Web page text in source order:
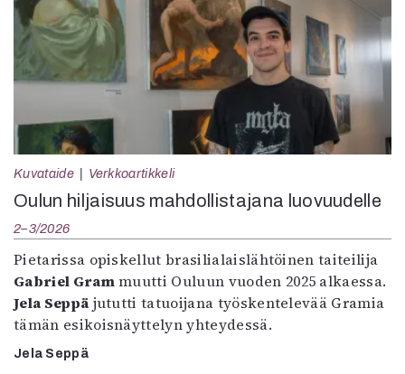
Kuvataide Verkkoartikkeli
Oulun hiljaisuus mahdollistajana luovuudelle
2–3/2026
Pietarissa opiskellut brasilialaislähtöinen taiteilija
Gabriel Grammuutti Ouluun vuoden 2025 alkaessa.
Jela Seppä jututti tatuoijana työskentelevää Gramia
tämän esikoisnäyttelyn yhteydessä.
Jela Seppä